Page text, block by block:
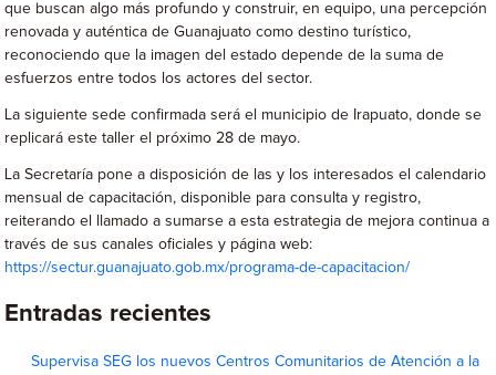
que buscan algo más profundo y construir, en equipo, una percepción
renovada y auténtica de Guanajuato como destino turístico,
reconociendo que la imagen del estado depende de la suma de
esfuerzos entre todos los actores del sector.
La siguiente sede confirmada será el municipio de Irapuato, donde se
replicará este taller el próximo 28 de mayo.
La Secretaría pone a disposición de las y los interesados el calendario
mensual de capacitación, disponible para consulta y registro,
reiterando el llamado a sumarse a esta estrategia de mejora continua a
través de sus canales oficiales y página web:
https://sectur.guanajuato.gob.mx/programa-de-capacitacion/
Entradas recientes
Supervisa SEG los nuevos Centros Comunitarios de Atención a la